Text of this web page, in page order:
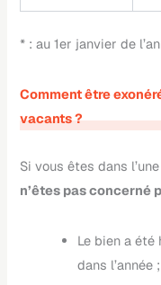
* : au 1er janvier de
Comment être
vacants ?
Si vous êtes dans
n’êtes pas concerné
Le bien a
dans l’année ;